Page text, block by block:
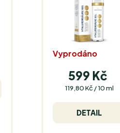
Vyprodáno
599 Kč
Měrná
119,80 Kč / 10 ml
DETAIL